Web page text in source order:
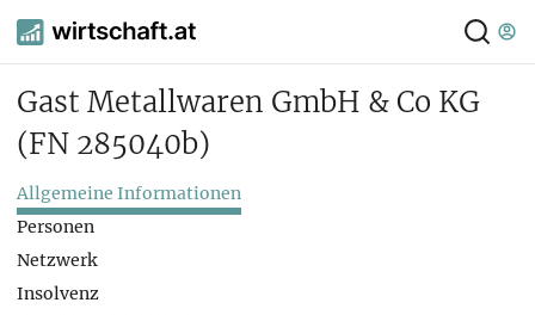
Gast Metallwaren GmbH & Co KG
(FN 285040b)
Allgemeine Informationen
Personen
Netzwerk
Insolvenz